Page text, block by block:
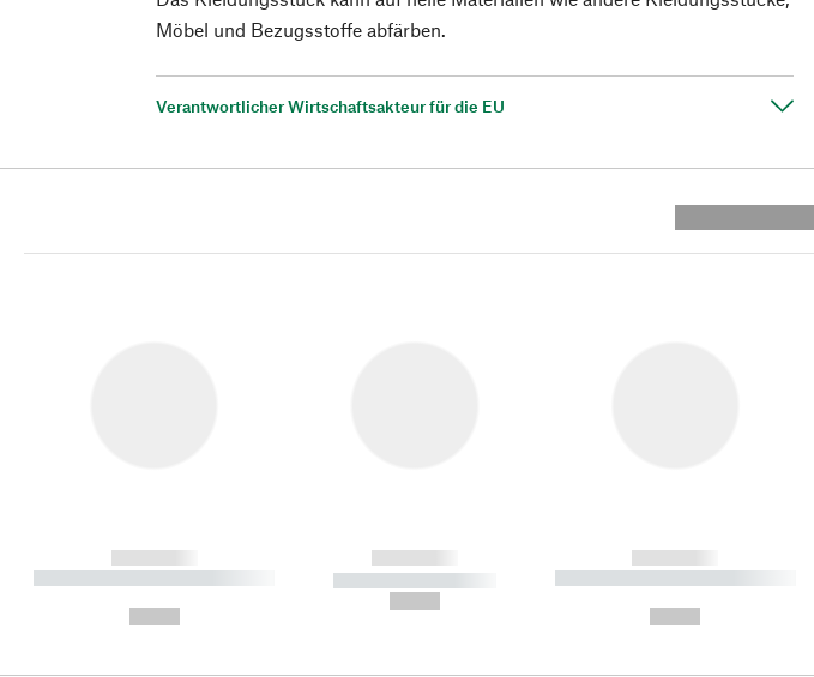
Möbel und Bezugsstoffe abfärben.
Verantwortlicher Wirtschaftsakteur für die EU
------------
----------- ----------- ----------
------------
----------- -----------
------------
----------- ----------- ----------